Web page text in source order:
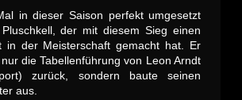
in dieser Saison perfekt umgesetzt
der mit diesem Sieg einen
in der Meisterschaft gemacht hat. Er
die Tabellenführung von Leon Arndt
zurück, sondern baute seinen
aus.